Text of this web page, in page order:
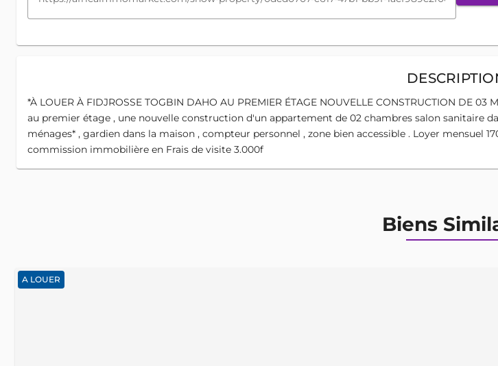
*À LOUER À FIDJROSSE TOGBIN DAHO AU PREMIER ÉTAGE NOUVELLE CONSTRUCTION DE
au premier étage , une nouvelle construction d'un appartement de 02 chambres salon sanitaire
ménages* , gardien dans la maison , compteur personnel , zone bien accessible . Loyer mensuel
commission immobilière en Frais de visite 3.000f
Biens
A LOUER